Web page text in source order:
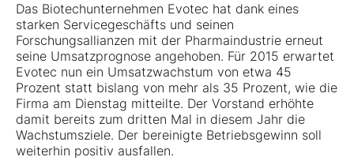
Kontakt
Das Biotechunternehmen Evotec hat dank eines
starken Servicegeschäfts und seinen
Forschungsallianzen mit der Pharmaindustrie erneut
seine Umsatzprognose angehoben. Für 2015 erwartet
Evotec nun ein Umsatzwachstum von etwa 45
Prozent statt bislang von mehr als 35 Prozent, wie die
Firma am Dienstag mitteilte. Der Vorstand erhöhte
damit bereits zum dritten Mal in diesem Jahr die
Wachstumsziele. Der bereinigte Betriebsgewinn soll
weiterhin positiv ausfallen.